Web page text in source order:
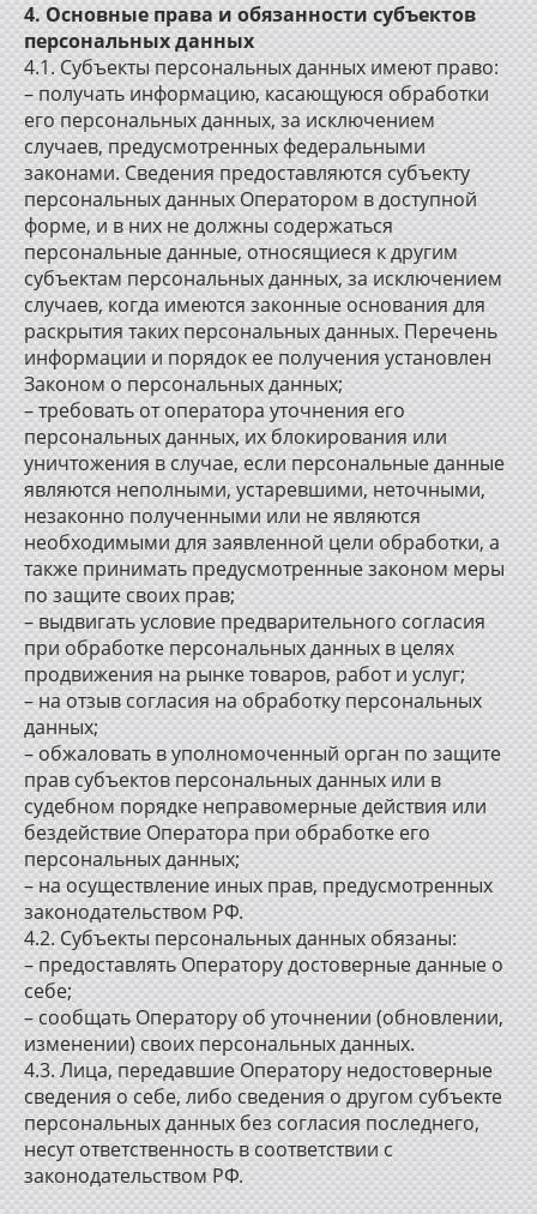
4. Основные права и обязанности субъектов
персональных данных
4.1. Субъекты персональных данных имеют право:
– получать информацию, касающуюся обработки
его персональных данных, за исключением
случаев, предусмотренных федеральными
законами. Сведения предоставляются субъекту
персональных данных Оператором в доступной
форме, и в них не должны содержаться
персональные данные, относящиеся к другим
субъектам персональных данных, за исключением
случаев, когда имеются законные основания для
раскрытия таких персональных данных. Перечень
информации и порядок ее получения установлен
Законом о персональных данных;
– требовать от оператора уточнения его
персональных данных, их блокирования или
уничтожения в случае, если персональные данные
являются неполными, устаревшими, неточными,
незаконно полученными или не являются
необходимыми для заявленной цели обработки, а
также принимать предусмотренные законом меры
по защите своих прав;
– выдвигать условие предварительного согласия
при обработке персональных данных в целях
продвижения на рынке товаров, работ и услуг;
– на отзыв согласия на обработку персональных
данных;
– обжаловать в уполномоченный орган по защите
прав субъектов персональных данных или в
судебном порядке неправомерные действия или
бездействие Оператора при обработке его
персональных данных;
– на осуществление иных прав, предусмотренных
законодательством РФ.
4.2. Субъекты персональных данных обязаны:
– предоставлять Оператору достоверные данные о
себе;
– сообщать Оператору об уточнении (обновлении,
изменении) своих персональных данных.
4.3. Лица, передавшие Оператору недостоверные
сведения о себе, либо сведения о другом субъекте
персональных данных без согласия последнего,
несут ответственность в соответствии с
законодательством РФ.